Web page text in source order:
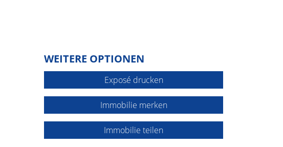
WEITERE OPTIONEN
Exposé drucken
Immobilie merken
Immobilie teilen